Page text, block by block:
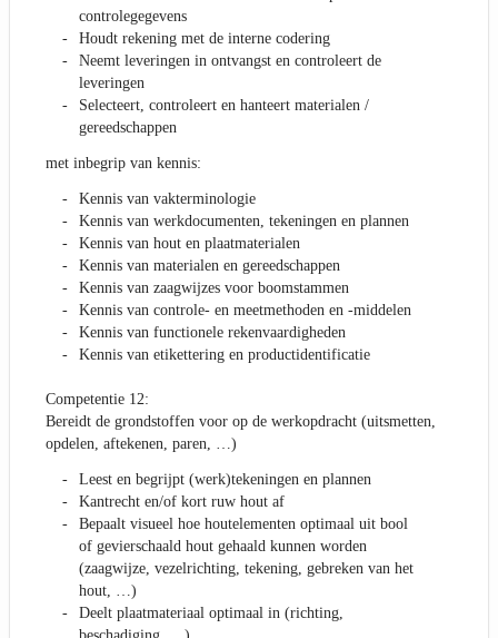
controlegegevens
Houdt rekening met de interne codering
Neemt leveringen in ontvangst en controleert de
leveringen
Selecteert, controleert en hanteert materialen /
gereedschappen
met inbegrip van kennis:
Kennis van vakterminologie
Kennis van werkdocumenten, tekeningen en plannen
Kennis van hout en plaatmaterialen
Kennis van materialen en gereedschappen
Kennis van zaagwijzes voor boomstammen
Kennis van controle- en meetmethoden en -middelen
Kennis van functionele rekenvaardigheden
Kennis van etikettering en productidentificatie
Competentie 12:
Bereidt de grondstoffen voor op de werkopdracht (uitsmetten,
opdelen, aftekenen, paren, …)
Leest en begrijpt (werk)tekeningen en plannen
Kantrecht en/of kort ruw hout af
Bepaalt visueel hoe houtelementen optimaal uit bool
of gevierschaald hout gehaald kunnen worden
(zaagwijze, vezelrichting, tekening, gebreken van het
hout, …)
Deelt plaatmateriaal optimaal in (richting,